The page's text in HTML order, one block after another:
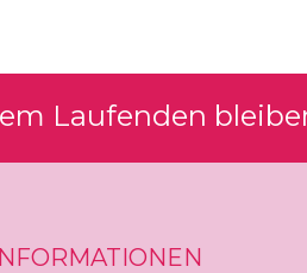
Laufenden